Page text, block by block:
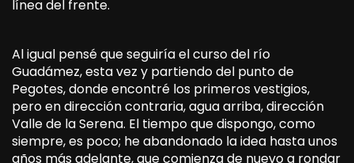
línea del frente.
Al igual pensé que seguiría el curso del río
Guadámez, esta vez y partiendo del punto de
Pegotes, donde encontré los primeros vestigios,
pero en dirección contraria, agua arriba, dirección
Valle de la Serena. El tiempo que dispongo, como
siempre, es poco; he abandonado la idea hasta unos
años más adelante, que comienza de nuevo a rondar